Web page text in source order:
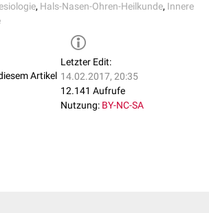
, Hals-Nasen-Ohren-Heilkunde, Innere
Artikel
Letzter Edit:
14.02.2017, 20:35
12.141 Aufrufe
Nutzung: BY-NC-SA